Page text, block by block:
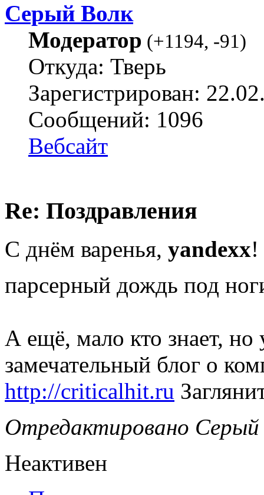
Серый Волк
Модератор (+1194, -91)
Откуда: Тверь
Зарегистрирован:
Сообщений: 1096
Вебсайт
Re: Поздравления
С днём варенья, yandexx!
парсерный дождь под
А ещё, мало кто знает, но
замечательный блог о
http://criticalhit.ru
Отредактировано
Неактивен